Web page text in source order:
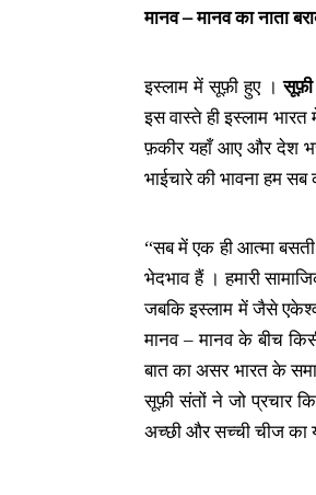
मानव – मानव का नाता
इस्लाम में सूफ़ी हुए ।सूफ़ी
इस वास्ते ही इस्लाम
फ़कीर यहाँ आए और देश भर
भाईचारे की भावना हम सब
“सब में एक ही आत्मा
भेदभाव हैं । हमारी
जबकि इस्लाम में जैसे
मानव – मानव के बीच
बात का असर भारत के
सूफ़ी संतों ने जो प्रचार
अच्छी और सच्ची चीज का